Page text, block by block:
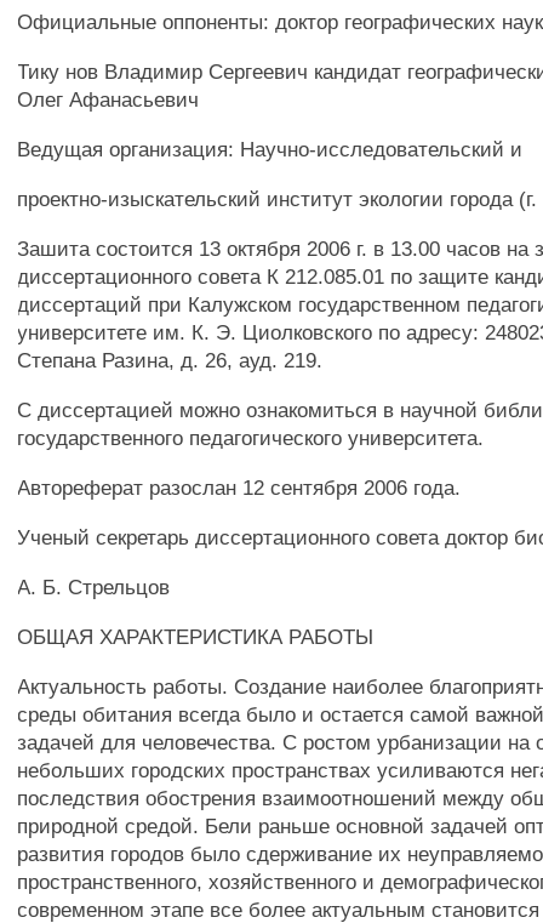
Официальные оппоненты: доктор географических
Тику нов Владимир Сергеевич кандидат
Олег Афанасьевич
Ведущая организация: Научно-исследовательский и
проектно-изыскательский институт экологии города
Зашита состоится 13 октября 2006 г. в 13.00 часов на
диссертационного совета К 212.085.01 по защите
диссертаций при Калужском государственном
университете им. К. Э. Циолковского по адресу:
Степана Разина, д. 26, ауд. 219.
С диссертацией можно ознакомиться в научной
государственного педагогического университета.
Автореферат разослан 12 сентября 2006 года.
Ученый секретарь диссертационного совета доктор
А. Б. Стрельцов
ОБЩАЯ ХАРАКТЕРИСТИКА РАБОТЫ
Актуальность работы. Создание наиболее
среды обитания всегда было и остается самой
задачей для человечества. С ростом урбанизации на
небольших городских пространствах усиливаются
последствия обострения взаимоотношений между
природной средой. Бели раньше основной задачей
развития городов было сдерживание их
пространственного, хозяйственного и
современном этапе все более актуальным